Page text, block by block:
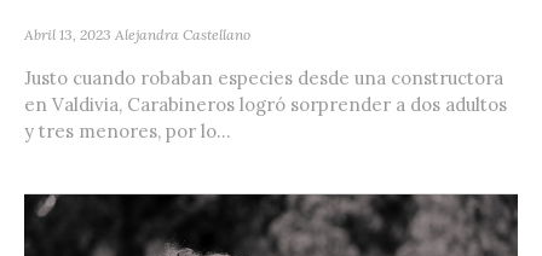
Abril 13, 2023 Alejandra Castellano
Justo cuando robaban especies desde una constructora
en Valdivia, Carabineros logró sorprender a dos adultos
y tres menores, por lo...